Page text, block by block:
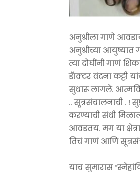
अनुश्रीला गाणे
अनुश्रीच्या
त्या दोघींनी गाणं
डॅाक्टर वंदना कट्टी
सुधारू लागले.
.. सूत्रसंचालनाची . !
करण्याची संधी
आवडतय. मग या
तिचं गाणं आणि
याच सुमारास